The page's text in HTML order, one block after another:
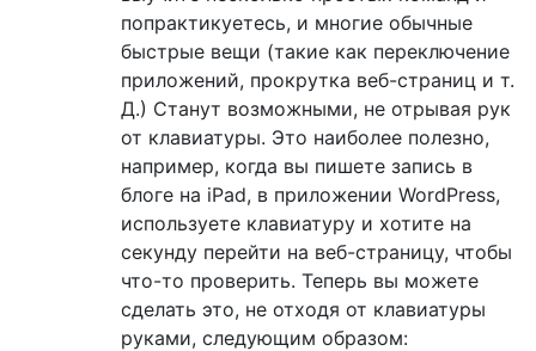
попрактикуетесь, и многие обычные
быстрые вещи (такие как переключение
приложений, прокрутка веб-страниц и т.
Д.) Станут возможными, не отрывая рук
от клавиатуры. Это наиболее полезно,
например, когда вы пишете запись в
блоге на iPad, в приложении WordPress,
используете клавиатуру и хотите на
секунду перейти на веб-страницу, чтобы
что-то проверить. Теперь вы можете
сделать это, не отходя от клавиатуры
руками, следующим образом: